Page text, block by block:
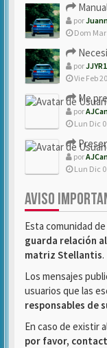
por
Dom Mar
por
Vie Feb
Me
por
Lun Dic
por
Lun Dic
AVISO
Esta comunidad
guarda relación
matriz Stellantis.
Los mensajes
usuarios que las
responsables de
En caso de existir
por favor,